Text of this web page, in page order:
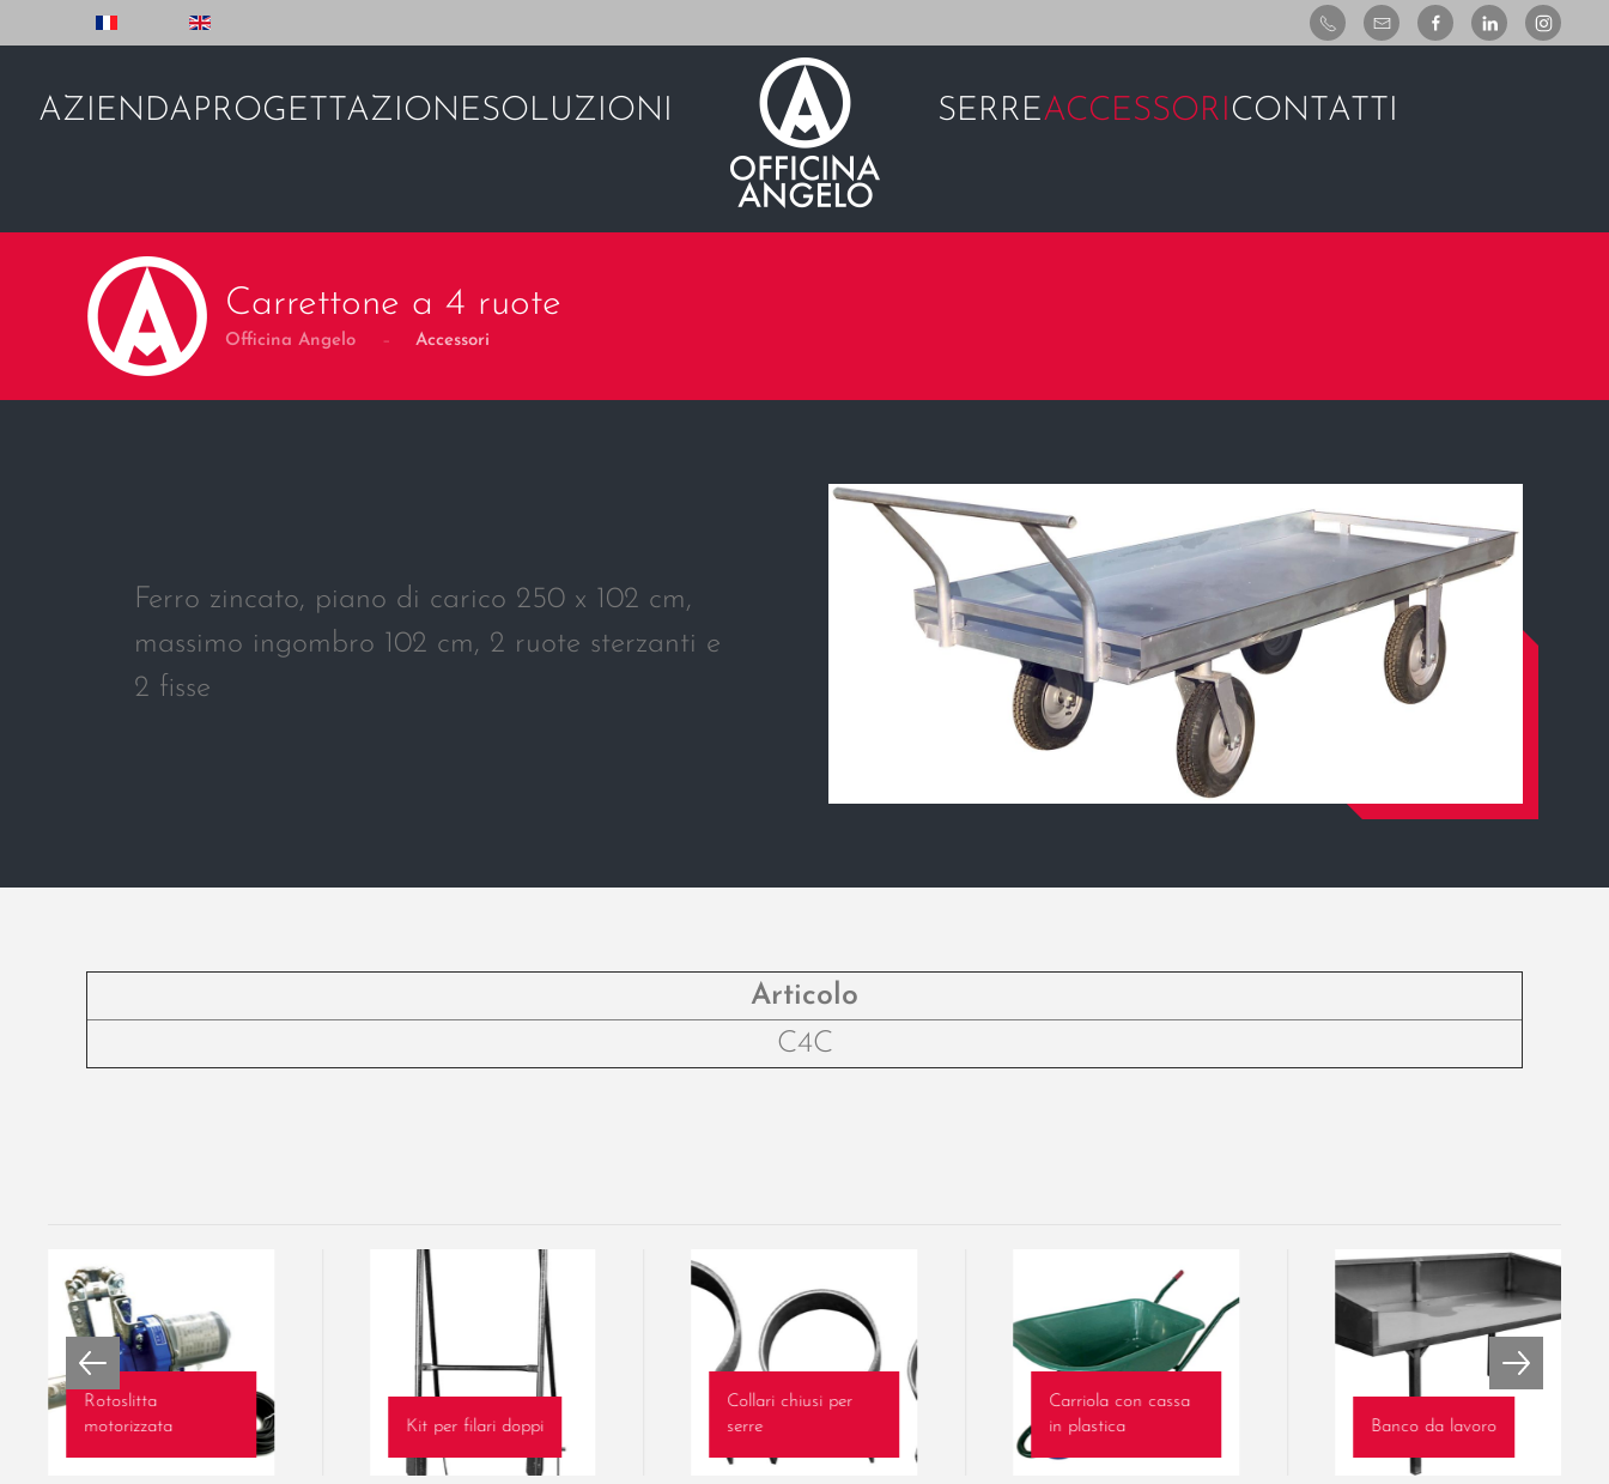
AZIENDAPROGETTAZIONESOLUZIONI SERREACCESSORICONTATTI
Carrettone a 4 ruote
Officina Angelo Accessori
Ferro zincato, piano di carico 250 x 102 cm,
massimo ingombro 102 cm, 2 ruote sterzanti e
2 fisse
Articolo
C4C
Rotoslitta
motorizzata
Kit per filari doppi
Collari chiusi per
serre
Carriola con cassa
in plastica
Banco da lavoro